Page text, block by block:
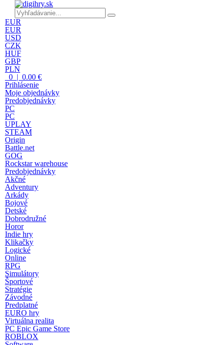
EUR
EUR
USD
CZK
HUF
GBP
PLN
0 | 0.00 €
Prihlásenie
Moje objednávky
Predobjednávky
PC
PC
UPLAY
STEAM
Origin
Battle.net
GOG
Rockstar warehouse
Predobjednávky
Akčné
Adventury
Arkády
Bojové
Detské
Dobrodružné
Horor
Indie hry
Klikačky
Logické
Online
RPG
Simulátory
Športové
Stratégie
Závodné
Predplatné
EURO hry
Virtuálna realita
PC Epic Game Store
ROBLOX